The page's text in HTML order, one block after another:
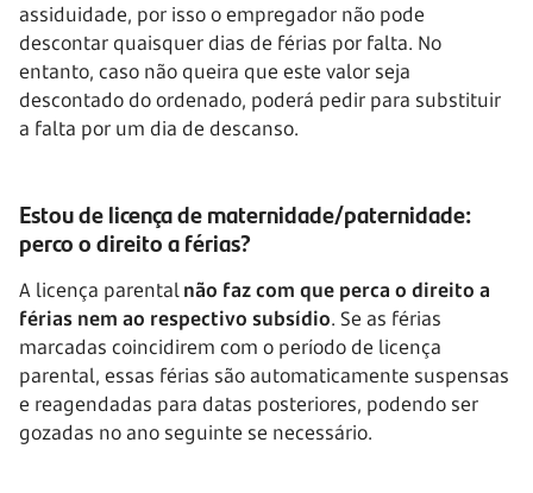
assiduidade, por isso o empregador não pode
descontar quaisquer dias de férias por falta. No
entanto, caso não queira que este valor seja
descontado do ordenado, poderá pedir para substituir
a falta por um dia de descanso.
Estou de licença de maternidade/paternidade:
perco o direito a férias?
A licença parentalnão faz com que perca o direito a
férias nem ao respectivo subsídio. Se as férias
marcadas coincidirem com o período de licença
parental, essas férias são automaticamente suspensas
e reagendadas para datas posteriores, podendo ser
gozadas no ano seguinte se necessário.